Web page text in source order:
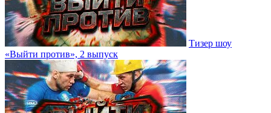
Тизер шоу
«Выйти против», 2 выпуск